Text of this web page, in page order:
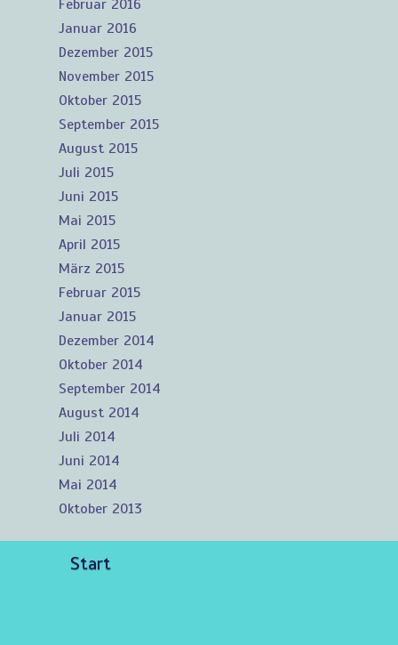
Februar 2016
Januar 2016
Dezember 2015
November 2015
Oktober 2015
September 2015
August 2015
Juli 2015
Juni 2015
Mai 2015
April 2015
März 2015
Februar 2015
Januar 2015
Dezember 2014
Oktober 2014
September 2014
August 2014
Juli 2014
Juni 2014
Mai 2014
Oktober 2013
Start